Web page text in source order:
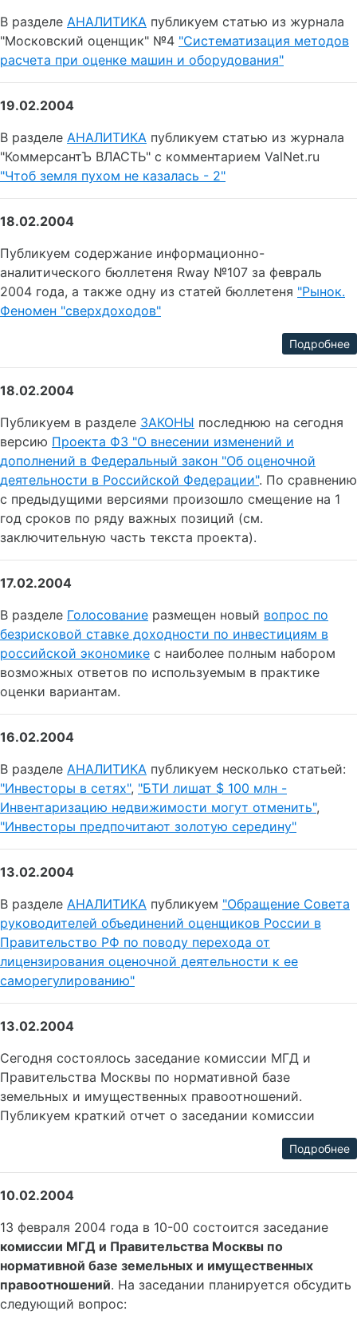
В разделе АНАЛИТИКА публикуем статью из журнала
"Московский оценщик" №4 "Систематизация методов
расчета при oцeнкe машин и оборудования"
19.02.2004
В разделе АНАЛИТИКА публикуем статью из журнала
"КоммерсантЪ ВЛАСТЬ" с комментарием ValNet.ru
"Чтоб земля пухом не казалась - 2"
18.02.2004
Публикуем содержание информационно-
аналитического бюллетеня Rway №107 за февраль
2004 года, а также одну из статей бюллетеня "Рынок.
Феномен "сверхдоходов"
Подробнее
18.02.2004
Публикуем в разделе ЗАКОНЫ последнюю на сегодня
версию Проекта ФЗ "О внесении изменений и
дополнений в Федеральный закон "Об оценочной
деятельности в Российской Федерации". По сравнению
с предыдущими версиями произошло смещение на 1
год сроков по ряду важных позиций (см.
заключительную часть текста проекта).
17.02.2004
В разделе Голосование размещен новый вопрос по
безрисковой ставке доходности по инвестициям в
российской экономике с наиболее полным набором
возможных ответов по используемым в практике
оценки вариантам.
16.02.2004
В разделе АНАЛИТИКА публикуем несколько статьей:
"Инвесторы в сетях", "БТИ лишат $ 100 млн -
Инвентаризацию недвижимости могут отменить",
"Инвесторы предпочитают золотую середину"
13.02.2004
В разделе АНАЛИТИКА публикуем "Обращение Совета
руководителей объединений оценщиков России в
Правительство РФ по поводу перехода от
лицензирования оценочной деятельности к ее
саморегулированию"
13.02.2004
Сегодня состоялось заседание комиссии МГД и
Правительства Москвы по нормативной базе
земельных и имущественных правоотношений.
Публикуем краткий отчет о заседании комиссии
Подробнее
10.02.2004
13 февраля 2004 года в 10-00 состоится заседание
комиссии МГД и Правительства Москвы по
нормативной базе земельных и имущественных
правоотношений. На заседании планируется обсудить
следующий вопрос: